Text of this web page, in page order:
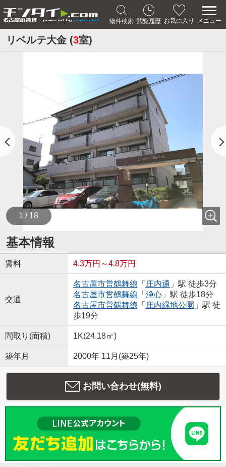
物件検索 閲覧履歴 お気に入り メニュー
リベルテ大金 (3室)
1 / 18
基本情報
賃料 4.3万円～4.8万円
交通
名古屋市営鶴舞線 「 庄内通 」駅 徒歩3分
名古屋市営鶴舞線 「 浄心」駅 徒歩18分
名古屋市営鶴舞線 「 庄内緑地公園 」駅 徒
歩19分
間取り(面積) 1K(24.18㎡)
築年月 2000年 11月(築25年)
お問い合わせ(無料)